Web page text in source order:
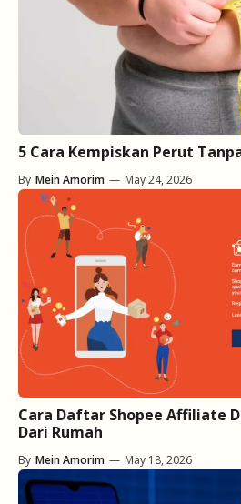
5 Cara Kempiskan Perut
By Mein Amorim — May 24, 2026
Cara Daftar Shopee Affiliate
Dari Rumah
By Mein Amorim — May 18, 2026